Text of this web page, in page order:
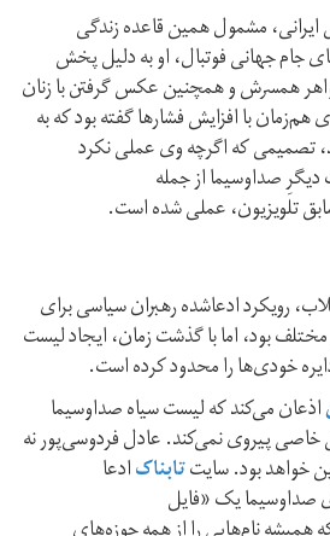
ایرانی، مشمول همین قاعده زندگی
جام جهانی فوتبال،‌ او به‌ دلیل پخش
همسرش و همچنین عکس گرفتن با زنان
با افزایش فشارها گفته بود که به
تصمیمی که اگرچه وی عملی نکرد
دیگرِ صداوسیما از جمله
تلویزیون، عملی شده است.
رویکرد ادعا‌شده رهبران سیاسی برای
بود، اما با گذشت زمان، ایجاد لیست
خودی‌ها را محدود کرده است.
اذعان می‌کند که لیست سیاه صداوسیما
پیروی نمی‌کند. عادل فردوسی‌پور نه
خواهد بود. سایتتابناکادعا
صدا‌و‌سیما یک «فایل